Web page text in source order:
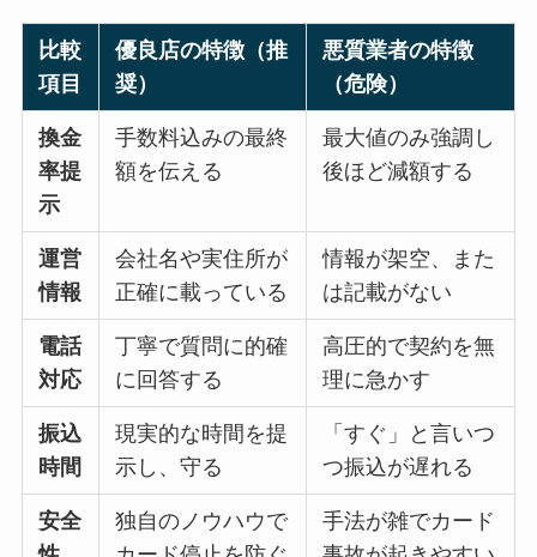
比較
項目
優良店の特徴（推
奨）
悪質業者の特徴
（危険）
換金
率提
示
手数料込みの最終
額を伝える
最大値のみ強調し
後ほど減額する
運営
情報
会社名や実住所が
正確に載っている
情報が架空、また
は記載がない
電話
対応
丁寧で質問に的確
に回答する
高圧的で契約を無
理に急かす
振込
時間
現実的な時間を提
示し、守る
「すぐ」と言いつ
つ振込が遅れる
安全
独自のノウハウで
手法が雑でカード